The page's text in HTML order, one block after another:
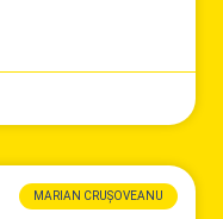
MARIAN CRUȘOVEANU